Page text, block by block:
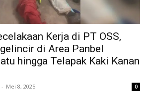
Kerja di PT OSS,
di Area Panbel
hingga Telapak Kaki Kanan
- Mei 8, 2025 0